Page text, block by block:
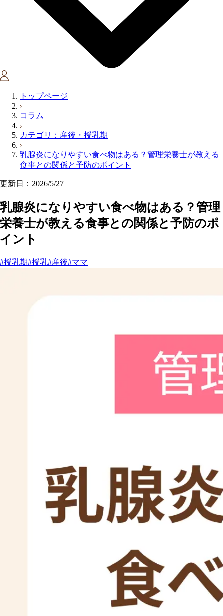
トップページ
コラム
カテゴリ：産後・授乳期
乳腺炎になりやすい食べ物はある？管理栄養士が教える
食事との関係と予防のポイント
更新日：2026/5/27
乳腺炎になりやすい食べ物はある？管理
栄養士が教える食事との関係と予防のポ
イント
#授乳期#授乳#産後#ママ